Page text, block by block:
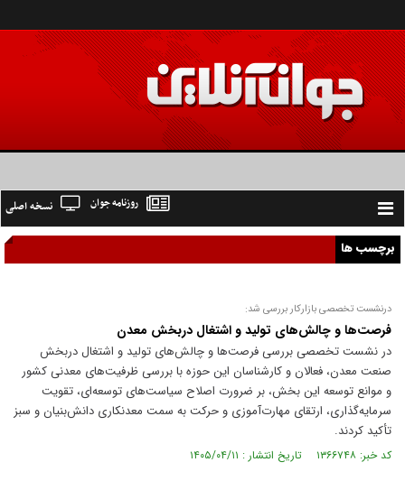
Toggle
navigation
نسخه اصلی روزنامه جوان
برچسب ها
درنشست تخصصی بازارکار بررسی شد:
فرصت‌ها و چالش‌های تولید و اشتغال دربخش معدن
در نشست تخصصی بررسی فرصت‌ها و چالش‌های تولید و اشتغال دربخش
صنعت معدن، فعالان و کارشناسان این حوزه با بررسی ظرفیت‌های معدنی کشور
و موانع توسعه این بخش، بر ضرورت اصلاح سیاست‌های توسعه‌ای، تقویت
سرمایه‌گذاری، ارتقای مهارت‌آموزی و حرکت به سمت معدنکاری دانش‌بنیان و سبز
تأکید کردند.
کد خبر: ۱۳۶۶۷۴۸ تاریخ انتشار : ۱۴۰۵/۰۴/۱۱